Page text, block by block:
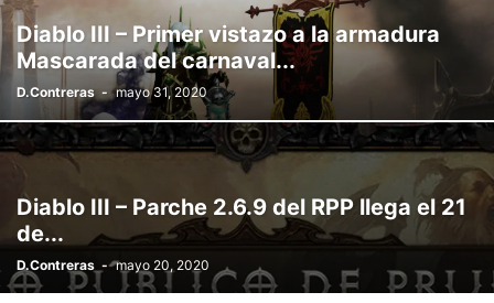
Diablo III – Primer vistazo a la armadura
Mascarada del carnaval...
D.Contreras - mayo 31, 2020
Diablo III – Parche 2.6.9 del RPP llega el 21
de...
D.Contreras - mayo 20, 2020